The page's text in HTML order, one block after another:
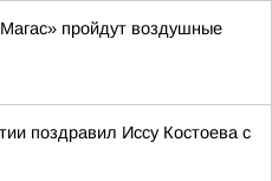
пройдут воздушные
поздравил Иссу Костоева с